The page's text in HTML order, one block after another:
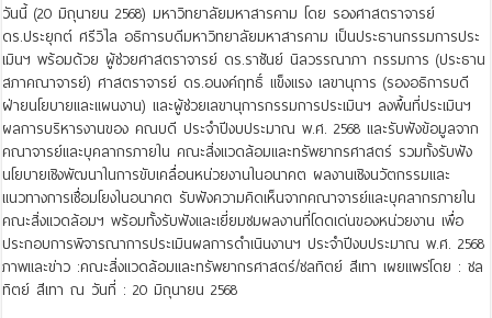
วันนี้ (20 มิถุนายน 2568) มหาวิทยาลัยมหาสารคาม โดย รองศาสตราจารย์
ดร.ประยุกต์ ศรีวิไล อธิการบดีมหาวิทยาลัยมหาสารคาม เป็นประธานกรรมการประ
เมินฯ พร้อมด้วย ผู้ช่วยศาสตราจารย์ ดร.ราชันย์ นิลวรรณาภา กรรมการ (ประธาน
สภาคณาจารย์) ศาสตราจารย์ ดร.อนงค์ฤทธิ์ แข็งแรง เลขานุการ (รองอธิการบดี
ฝ่ายนโยบายและแผนงาน) และผู้ช่วยเลขานุการกรรมการประเมินฯ ลงพื้นที่ประเมินฯ
ผลการบริหารงานของ คณบดี ประจำปีงบประมาณ พ.ศ. 2568 และรับฟังข้อมูลจาก
คณาจารย์และบุคลากรภายใน คณะสิ่งแวดล้อมและทรัพยากรศาสตร์ รวมทั้งรับฟัง
นโยบายเชิงพัฒนาในการขับเคลื่อนหน่วยงานในอนาคต ผลงานเชิงนวัตกรรมและ
แนวทางการเชื่อมโยงในอนาคต รับฟังความคิดเห็นจากคณาจารย์และบุคลากรภายใน
คณะสิ่งแวดล้อมฯ พร้อมทั้งรับฟังและเยี่ยมชมผลงานที่โดดเด่นของหน่วยงาน เพื่อ
ประกอบการพิจารณาการประเมินผลการดำเนินงานฯ ประจำปีงบประมาณ พ.ศ. 2568
ภาพและข่าว :คณะสิ่งแวดล้อมและทรัพยากรศาสตร์/ชลทิตย์ สีเทา เผยแพร่โดย : ชล
ทิตย์ สีเทา ณ วันที่ : 20 มิถุนายน 2568